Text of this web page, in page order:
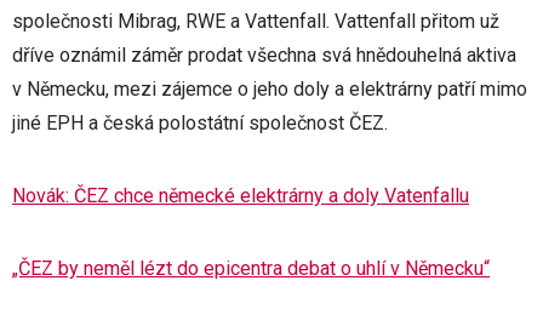
společnosti Mibrag, RWE a Vattenfall. Vattenfall přitom už
dříve oznámil záměr prodat všechna svá hnědouhelná aktiva
v Německu, mezi zájemce o jeho doly a elektrárny patří mimo
jiné EPH a česká polostátní společnost ČEZ.
Novák: ČEZ chce německé elektrárny a doly Vatenfallu
„ČEZ by neměl lézt do epicentra debat o uhlí v Německu“